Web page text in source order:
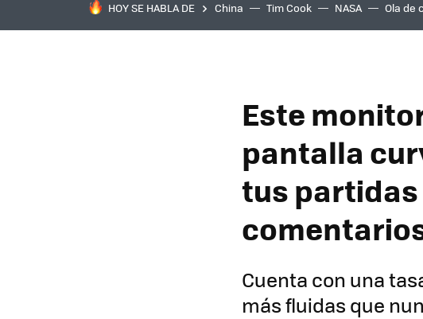
HOY SE HABLA DE China Tim Cook NASA Ola de
Este
pantalla
tus partidas
Cuenta con una
más fluidas que